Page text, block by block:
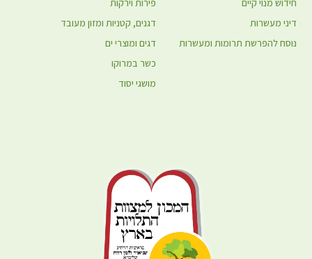
פירות וירקות
דגנים, קטניות ומזון מעובד
דגים ומוצרי ים
כשר במרוקו
מושגי יסוד
חידוש מנוי קיים
דיני מעשרות
נוסח להפרשת תרומות ומעשרות